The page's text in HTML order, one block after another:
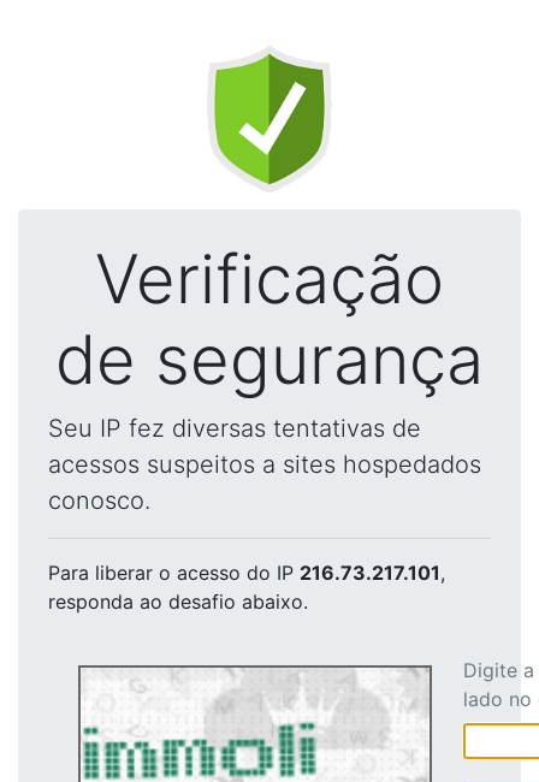
Verificação
de segurança
Seu IP fez diversas tentativas de
acessos suspeitos a sites hospedados
conosco.
Para liberar o acesso do IP 216.73.217.101,
responda ao desafio abaixo.
Digite
lado no